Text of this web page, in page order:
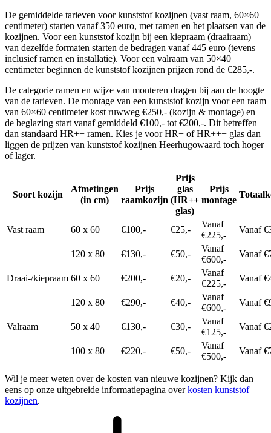
De gemiddelde tarieven voor kunststof kozijnen (vast raam, 60×60
centimeter) starten vanaf 350 euro, met ramen en het plaatsen van de
kozijnen. Voor een kunststof kozijn bij een kiepraam (draairaam)
van dezelfde formaten starten de bedragen vanaf 445 euro (tevens
inclusief ramen en installatie). Voor een valraam van 50×40
centimeter beginnen de kunststof kozijnen prijzen rond de €285,-.
De categorie ramen en wijze van monteren dragen bij aan de hoogte
van de tarieven. De montage van een kunststof kozijn voor een raam
van 60×60 centimeter kost ruwweg €250,- (kozijn & montage) en
de beglazing start vanaf gemiddeld €100,- tot €200,-. Dit betreffen
dan standaard HR++ ramen. Kies je voor HR+ of HR+++ glas dan
liggen de prijzen van kunststof kozijnen Heerhugowaard toch hoger
of lager.
Soort kozijn
Afmetingen
(in cm)
Prijs
raamkozijn
Prijs
glas
(HR++
glas)
Prijs
montage
Vast raam 60 x 60 €100,- €25,-
Vanaf
€225,-
Vanaf
120 x 80 €130,- €50,-
Vanaf
€600,-
Vanaf
Draai-/kiepraam 60 x 60 €200,- €20,-
Vanaf
€225,-
Vanaf
120 x 80 €290,- €40,-
Vanaf
€600,-
Vanaf
Valraam 50 x 40 €130,- €30,-
Vanaf
€125,-
Vanaf
100 x 80 €220,- €50,-
Vanaf
€500,-
Vanaf
Wil je meer weten over de kosten van nieuwe kozijnen? Kijk dan
eens op onze uitgebreide informatiepagina overkosten kunststof
kozijnen.